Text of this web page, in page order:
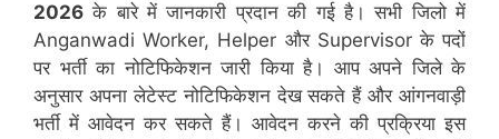
2026 के बारे में जानकारी प्रदान की गई है। सभी जिलो में
Anganwadi Worker, Helper और Supervisor के पदों
पर भर्ती का नोटिफिकेशन जारी किया है। आप अपने जिले के
अनुसार अपना लेटेस्ट नोटिफिकेशन देख सकते हैं और आंगनवाड़ी
भर्ती में आवेदन कर सकते हैं। आवेदन करने की प्रक्रिया इस